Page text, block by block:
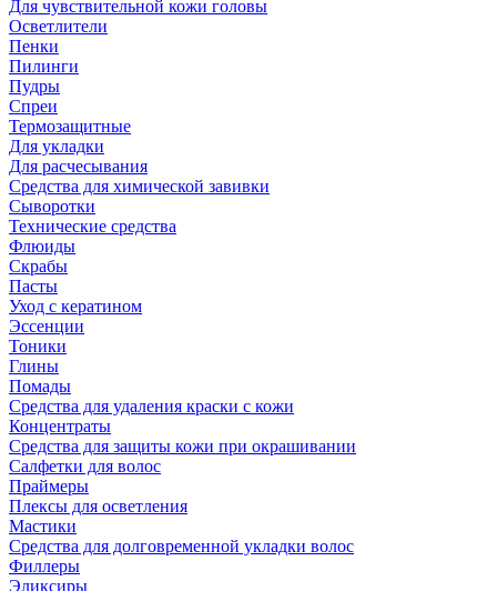
Для чувствительной кожи головы
Осветлители
Пенки
Пилинги
Пудры
Спреи
Термозащитные
Для укладки
Для расчесывания
Средства для химической завивки
Сыворотки
Технические средства
Флюиды
Скрабы
Пасты
Уход с кератином
Эссенции
Тоники
Глины
Помады
Средства для удаления краски с кожи
Концентраты
Средства для защиты кожи при окрашивании
Салфетки для волос
Праймеры
Плексы для осветления
Мастики
Средства для долговременной укладки волос
Филлеры
Эликсиры